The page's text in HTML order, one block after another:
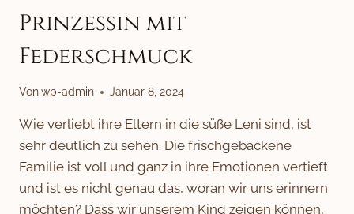
Prinzessin mit
Federschmuck
Vonwp-admin Januar 8, 2024
Wie verliebt ihre Eltern in die süße Leni sind, ist
sehr deutlich zu sehen. Die frischgebackene
Familie ist voll und ganz in ihre Emotionen vertieft
und ist es nicht genau das, woran wir uns erinnern
möchten? Dass wir unserem Kind zeigen können,